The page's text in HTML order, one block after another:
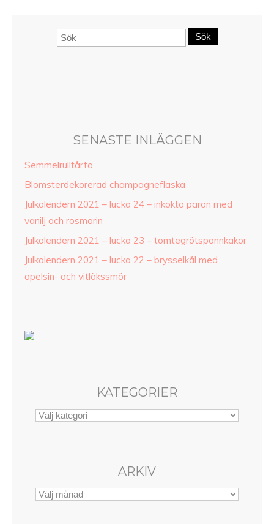
Sök
SENASTE INLÄGGEN
Semmelrulltårta
Blomsterdekorerad champagneflaska
Julkalendern 2021 – lucka 24 – inkokta päron med
vanilj och rosmarin
Julkalendern 2021 – lucka 23 – tomtegrötspannkakor
Julkalendern 2021 – lucka 22 – brysselkål med
apelsin- och vitlökssmör
KATEGORIER
ARKIV